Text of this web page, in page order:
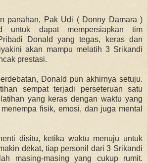
panahan, Pak Udi ( Donny Damara )
untuk dapat mempersiapkan tim
Donald yang tegas, keras dan
akan mampu melatih 3 Srikandi
prestasi.
Donald pun akhirnya setuju.
sempat terjadi perseteruan satu
yang keras dengan waktu yang
fisik, emosi, dan juga mental
disitu, ketika waktu menuju untuk
dekat, tiap personil dari 3 Srikandi
masing-masing yang cukup rumit.